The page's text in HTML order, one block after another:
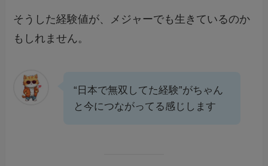
そうした経験値が、メジャーでも生きているのか
もしれません。
“日本で無双してた経験”がちゃん
と今につながってる感じします